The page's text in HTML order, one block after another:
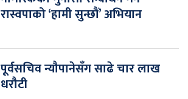
रास्वपाको ‘हामी सुन्छौं’ अभियान
पूर्वसचिव न्यौपानेसँग साढे चार लाख
धरौटी